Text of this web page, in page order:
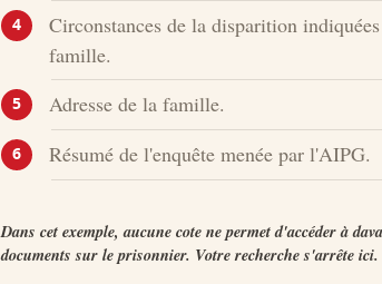
4
Circonstances de la disparition
famille.
5 Adresse de la famille.
6 Résumé de l'enquête menée par l'AIPG.
Dans cet exemple, aucune cote ne permet d'accéder à
documents sur le prisonnier. Votre recherche s'arrête ici.